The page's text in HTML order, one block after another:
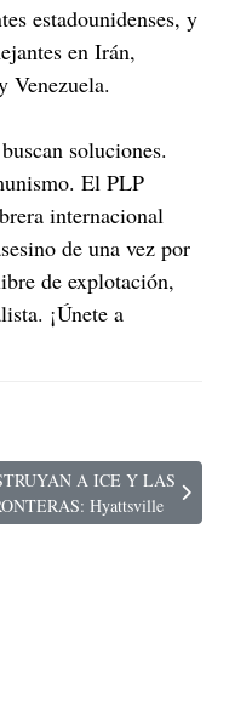
estadounidenses, y
en Irán,
Venezuela.
soluciones.
El PLP
internacional
de una vez por
de explotación,
¡Únete a
. . . 29 de julio, 2026
siguiente: DESTRUYAN
A ICE Y LAS
Hyattsville